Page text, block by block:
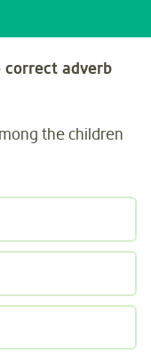
adverb
the children